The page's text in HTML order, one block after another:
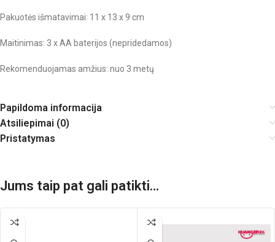
Pakuotės išmatavimai: 11 x 13 x 9 cm
Maitinimas: 3 x AA baterijos (nepridedamos)
Rekomenduojamas amžius: nuo 3 metų
Papildoma informacija
Atsiliepimai (0)
Pristatymas
Jums taip pat gali patikti…